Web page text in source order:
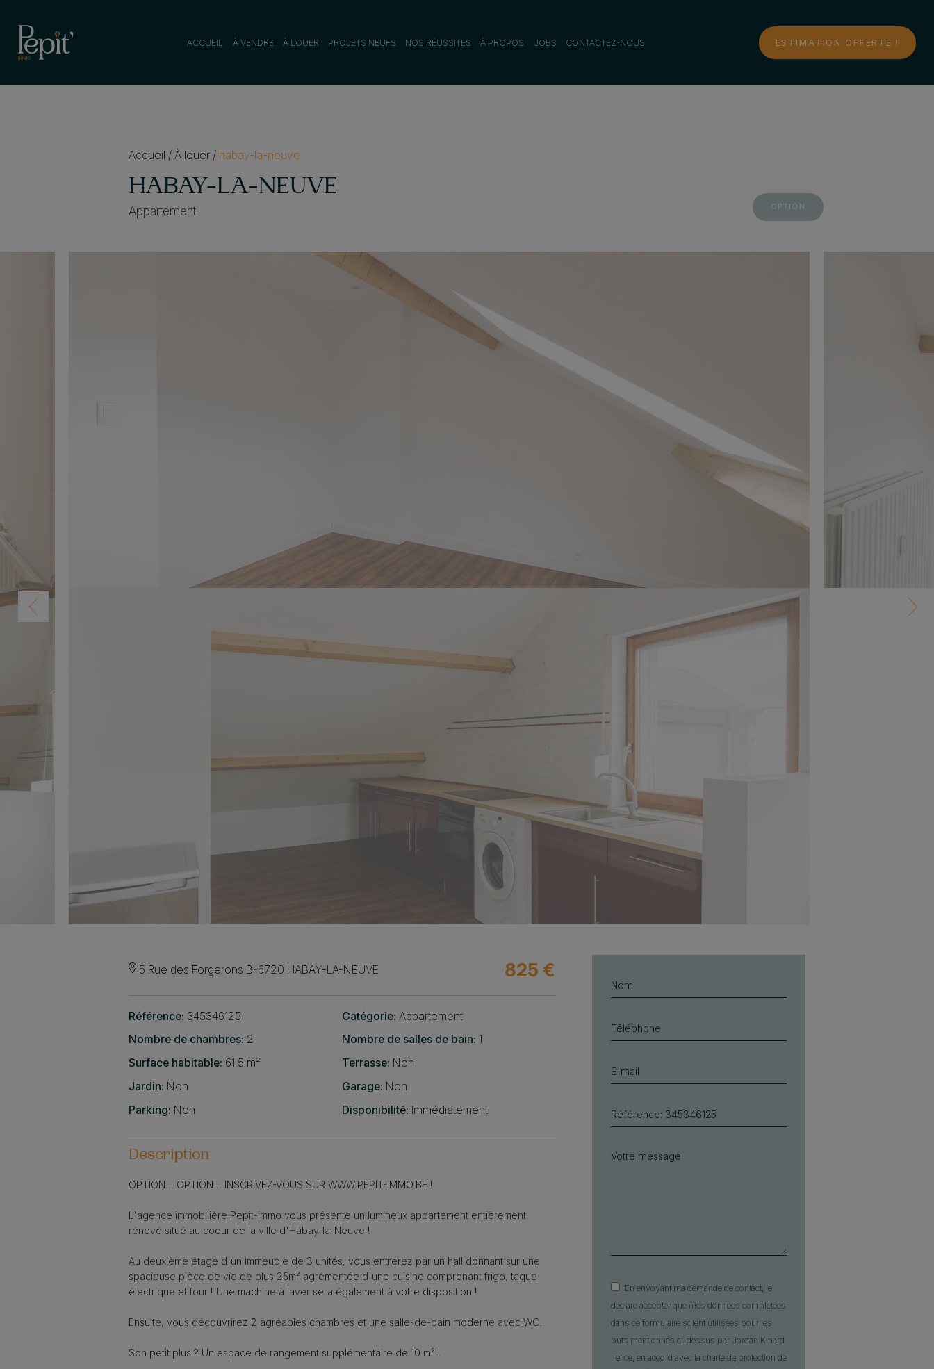
ACCUEIL À VENDRE À LOUER PROJETS NEUFS NOS RÉUSSITES À PROPOS JOBS CONTACTEZ-NOUS ESTIMATION OFFERTE !
Accueil /À louer / habay-la-neuve
HABAY-LA-NEUVE
Appartement OPTION
5 Rue des Forgerons B-6720 HABAY-LA-NEUVE 825 €
Référence: 345346125 Catégorie: Appartement
Nombre de chambres: 2 Nombre de salles de bain: 1
Surface habitable: 61.5 m² Terrasse: Non
Jardin: Non Garage: Non
Parking: Non Disponibilité: Immédiatement
Description
OPTION... OPTION... INSCRIVEZ-VOUS SUR WWW.PEPIT-IMMO.BE !
L'agence immobilière Pepit-immo vous présente un lumineux appartement entièrement
rénové situé au coeur de la ville d'Habay-la-Neuve !
Au deuxième étage d'un immeuble de 3 unités, vous entrerez par un hall donnant sur une
spacieuse pièce de vie de plus 25m² agrémentée d'une cuisine comprenant frigo, taque
électrique et four ! Une machine à laver sera également à votre disposition !
Ensuite, vous découvrirez 2 agréables chambres et une salle-de-bain moderne avec WC.
Son petit plus ? Un espace de rangement supplémentaire de 10 m² !
En envoyant ma demande de contact, je
déclare accepter que mes données complétées
dans ce formulaire soient utilisées pour les
buts mentionnés ci-dessus par Jordan Kinard
; et ce, en accord avec la charte de protection de